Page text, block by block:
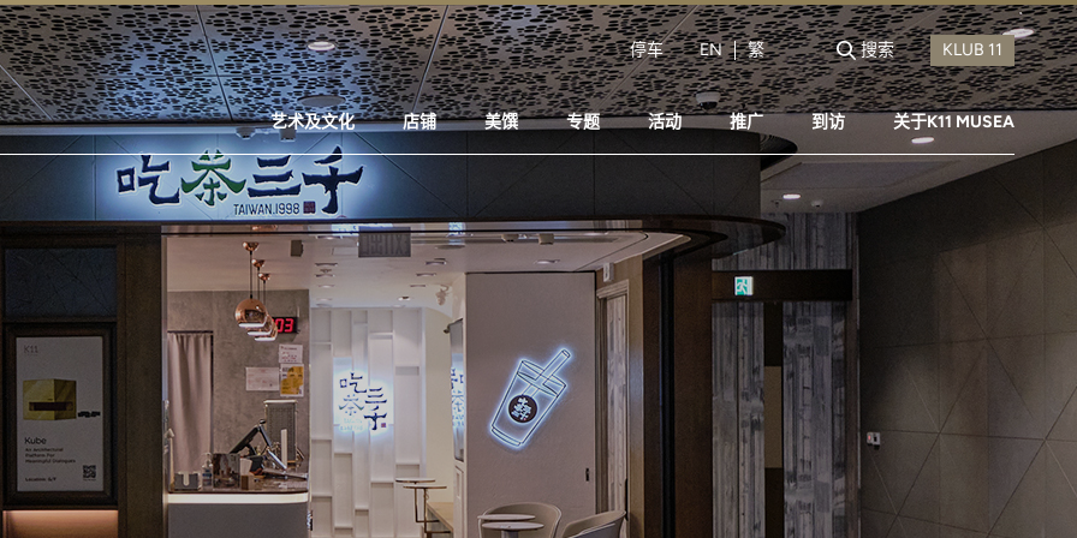
停车 EN 繁 搜索
艺术及文化 店铺 美馔 专题 活动 推广 到访 关于K11 MUSEA